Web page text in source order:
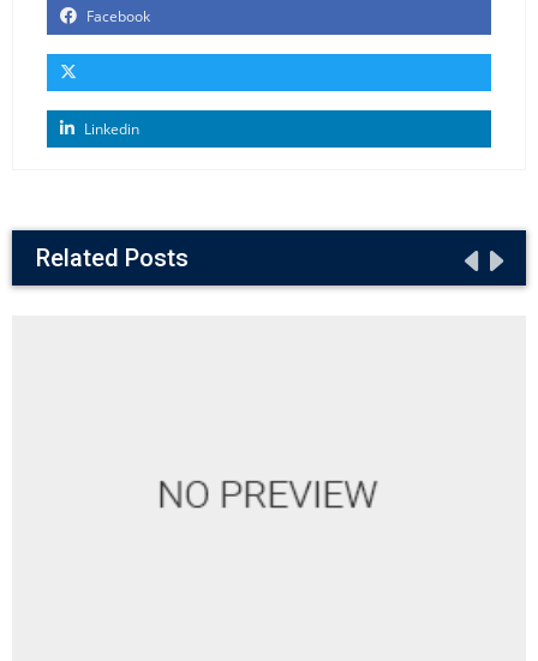
Facebook
Linkedin
Related Posts